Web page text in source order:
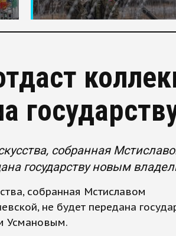
собранная
государству новым
собранная Мстиславом
не будет передана
Усмановым.